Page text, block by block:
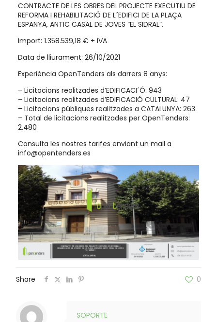
CONTRACTE DE LES OBRES DEL PROJECTE EXECUTIU DE
REFORMA I REHABILITACIÓ DE L´EDIFICI DE LA PLAÇA
ESPANYA, ANTIC CASAL DE JOVES “EL SIDRAL”.
Import: 1.358.539,18 € + IVA
Data de lliurament: 26/10/2021
Experiència OpenTenders als darrers 8 anys:
– Licitacions realitzades d’EDIFICACI´Ó: 943
– Licitacions realitzades d’EDIFICACIÓ CULTURAL: 47
– Licitacions públiques realitzades a CATALUNYA: 263
– Total de licitacions realitzades per OpenTenders:
2.480
Consulta les nostres tarifes enviant un mail a
info@opentenders.es
Share 0
SOPORTE